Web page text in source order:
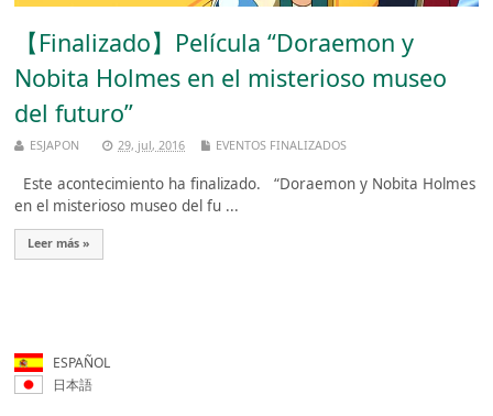
【Finalizado】Película “Doraemon y
Nobita Holmes en el misterioso museo
del futuro”
ESJAPON 29, jul, 2016 EVENTOS FINALIZADOS
Este acontecimiento ha finalizado. “Doraemon y Nobita Holmes
en el misterioso museo del fu ...
Leer más »
ESPAÑOL
日本語